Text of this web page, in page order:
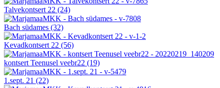
Talvekontsert 22 (24)
Bach südames (32)
Kevadkontsert 22 (56)
kontsert Teenusel veebr22 (19)
1.sept. 21 (22)